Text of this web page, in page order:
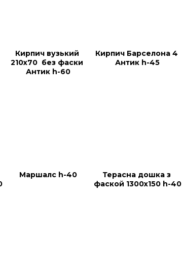
Кирпич вузький
210х70  без фаски
Антик h-60
Кирпич Барселона 4
Антик h-45
Маршалс h-40
Терасна дошка з
фаской 1300х150 h-40